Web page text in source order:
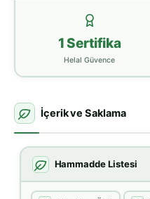
1 Sertifika
Helal Güvence
İçerik ve Saklama
Hammadde Listesi